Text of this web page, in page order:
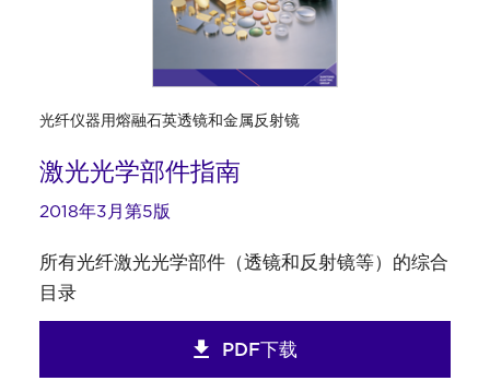
光纤仪器用熔融石英透镜和金属反射镜
激光光学部件指南
2018年3月第5版
所有光纤激光光学部件（透镜和反射镜等）的综合
目录
PDF下载